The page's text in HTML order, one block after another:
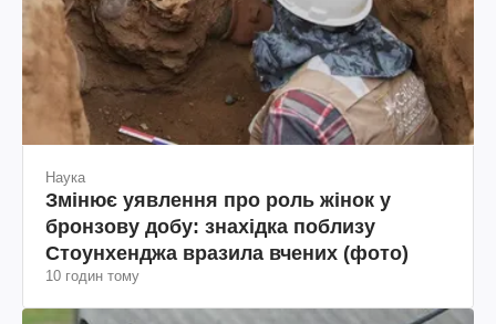
Наука
Змінює уявлення про роль жінок у
бронзову добу: знахідка поблизу
Стоунхенджа вразила вчених (фото)
10 годин тому